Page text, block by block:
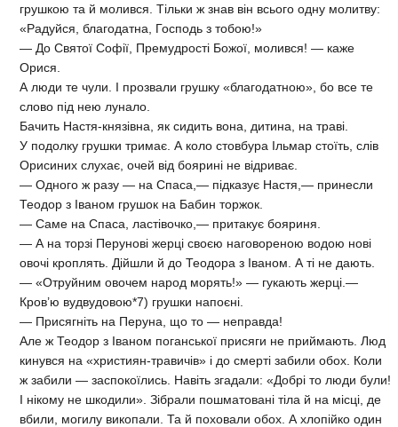
грушкою та й молився. Тільки ж знав він всього одну молитву:
«Радуйся, благодатна, Господь з тобою!»
— До Святої Софії, Премудрості Божої, молився! — каже
Орися.
А люди те чули. І прозвали грушку «благодатною», бо все те
слово під нею лунало.
Бачить Настя-князівна, як сидить вона, дитина, на траві.
У подолку грушки тримає. А коло стовбура Ільмар стоїть, слів
Орисиних слухає, очей від боярині не відриває.
— Одного ж разу — на Спаса,— підказує Настя,— принесли
Теодор з Іваном грушок на Бабин торжок.
— Саме на Спаса, ластівочко,— притакує бояриня.
— А на торзі Перунові жерці своєю наговореною водою нові
овочі кроплять. Дійшли й до Теодора з Іваном. А ті не дають.
— «Отруйним овочем народ морять!» — гукають жерці.—
Кров’ю вудвудовою*7) грушки напоєні.
— Присягніть на Перуна, що то — неправда!
Але ж Теодор з Іваном поганської присяги не приймають. Люд
кинувся на «християн-травичів» і до смерті забили обох. Коли
ж забили — заспокоїлись. Навіть згадали: «Добрі то люди були!
І нікому не шкодили». Зібрали пошматовані тіла й на місці, де
вбили, могилу викопали. Та й поховали обох. А хлопійко один